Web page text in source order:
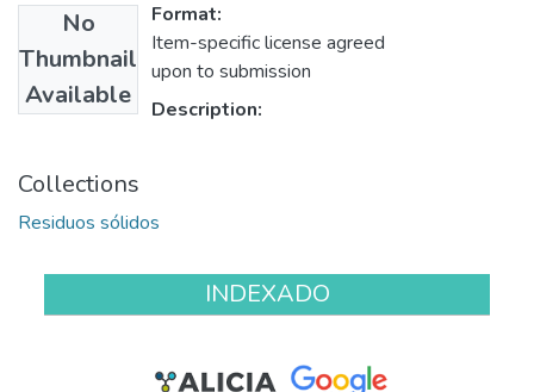
No
Thumbnail
Available
Format:
Item-specific license agreed
upon to submission
Description:
Collections
Residuos sólidos
INDEXADO